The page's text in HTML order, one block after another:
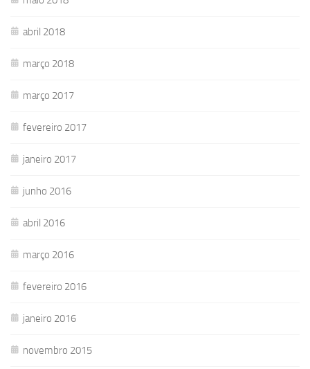
abril 2018
março 2018
março 2017
fevereiro 2017
janeiro 2017
junho 2016
abril 2016
março 2016
fevereiro 2016
janeiro 2016
novembro 2015